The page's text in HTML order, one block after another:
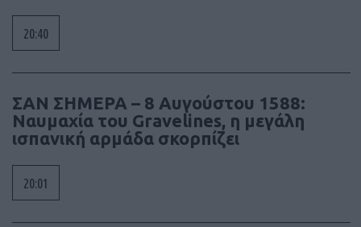
20:40
ΣΑΝ ΣΗΜΕΡΑ – 8 Αυγούστου 1588:
Ναυμαχία του Gravelines, η μεγάλη
ισπανική αρμάδα σκορπίζει
20:01